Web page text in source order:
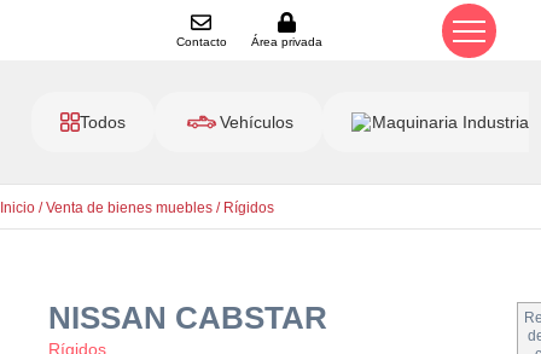
Contacto Área privada
Todos Vehículos Maquinaria Industrial
Inicio /Venta de bienes muebles / Rígidos
NISSAN CABSTAR
Rígidos